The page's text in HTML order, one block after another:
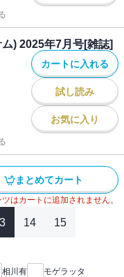
) 2025年7月号[雑誌]
カートに入れる
試し読み
お気に入り
まとめてカート
はカートに追加されません。
14 15
相川有
モゲラッタ